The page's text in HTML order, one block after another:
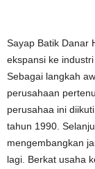
Sayap Batik Danar
ekspansi ke
Sebagai langkah
perusahaan
perusahaa ini
tahun 1990.
mengembangkan
lagi. Berkat usaha